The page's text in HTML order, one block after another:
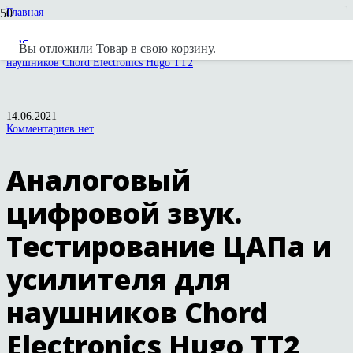
Вы отложили Товар в свою корзину.
Главная
Chord Electronics
Аналоговый цифровой звук. Тестирование ЦАПа и усилителя для
наушников Chord Electronics Hugo TT2
14.06.2021
Комментариев нет
Аналоговый
цифровой звук.
Тестирование ЦАПа и
усилителя для
наушников Chord
Electronics Hugo TT2